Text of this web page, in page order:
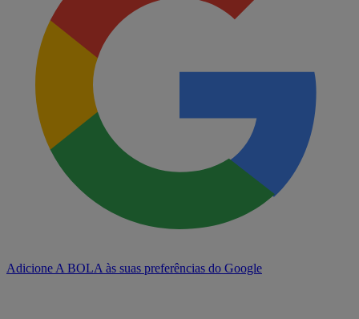
Adicione A BOLA às suas preferências do Google